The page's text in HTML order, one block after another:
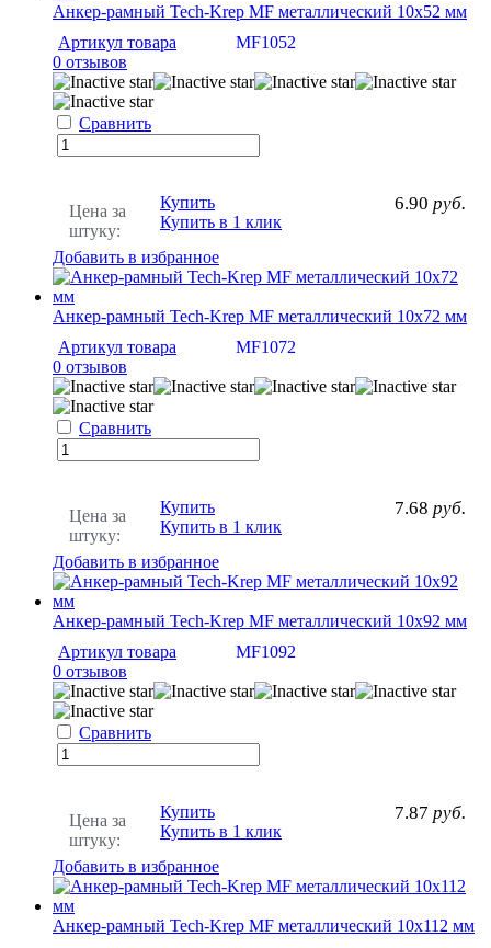
Анкер-рамный Tech-Krep MF металлический 10х52 мм
Артикул товара
MF1052
0 отзывов
Сравнить
Цена за
штуку:
6.90 руб.
Купить
Купить в 1 клик
Добавить в избранное
Анкер-рамный Tech-Krep MF металлический 10х72 мм
Артикул товара
MF1072
0 отзывов
Сравнить
Цена за
штуку:
7.68 руб.
Купить
Купить в 1 клик
Добавить в избранное
Анкер-рамный Tech-Krep MF металлический 10х92 мм
Артикул товара
MF1092
0 отзывов
Сравнить
Цена за
штуку:
7.87 руб.
Купить
Купить в 1 клик
Добавить в избранное
Анкер-рамный Tech-Krep MF металлический 10х112 мм